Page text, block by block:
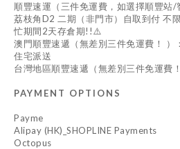
順豐速運（三件免運費，如選擇順豐站/
荔枝角D2 二期（非門市）自取到付 不
忙期間2天存倉期!!⚠️
澳門順豐速遞（無差別三件免運費！
住宅派送
台灣地區順豐速遞（無差別三件免運費！
PAYMENT OPTIONS
Payme
Alipay (HK)_SHOPLINE Payments
Octopus